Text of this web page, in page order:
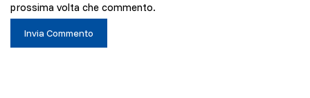
prossima volta che commento.